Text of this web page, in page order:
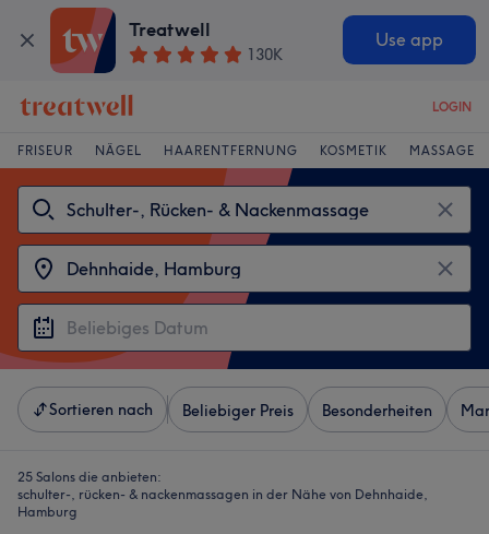
Treatwell
130K
Use app
LOGIN
FRISEUR NÄGEL HAARENTFERNUNG KOSMETIK MASSAGE
Sortieren nach Beliebiger Preis Besonderheiten
25 Salons die anbieten:
schulter-, rücken- & nackenmassagen in der Nähe von Dehnhaide,
Hamburg